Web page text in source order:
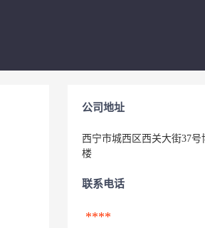
公司地址
西宁市城西区西关大街37号
楼
联系电话
****